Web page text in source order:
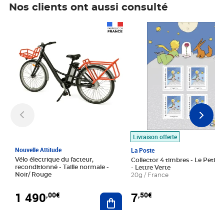
Nos clients ont aussi consulté
Nouvelle Attitude
Vélo électrique du facteur,
reconditionné - Taille normale -
Noir/ Rouge
1 490,00€ Ajouter au panier
Livraison offerte
La Poste
Collector 4 timbres - Le Petit
- Lettre Verte
20g / France
7,50€
Prix 7,50€